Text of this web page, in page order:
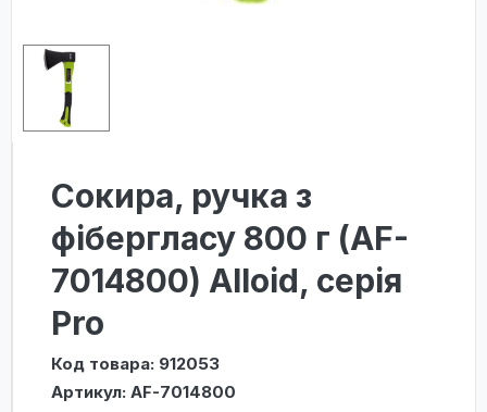
Сокира, ручка з
фібергласу 800 г (AF-
7014800) Alloid, серія
Pro
Код товара: 912053
Артикул: AF-7014800